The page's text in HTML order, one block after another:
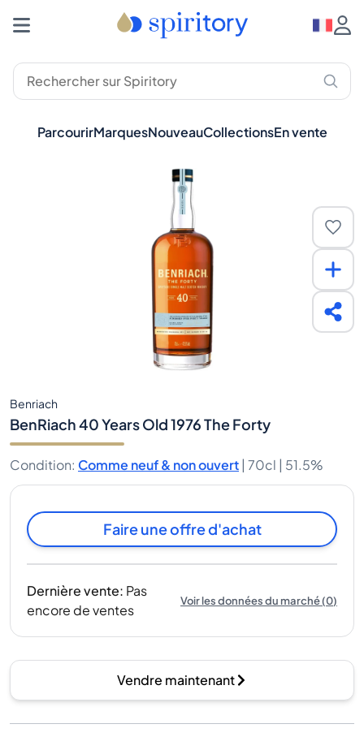
ParcourirMarquesNouveauCollectionsEn vente
Benriach
BenRiach 40 Years Old 1976 The Forty
Condition: Comme neuf & non ouvert | 70cl | 51.5%
Faire une offre d'achat
Dernière vente: Pas
encore de ventes
Voir les données du marché(0)
Vendre maintenant